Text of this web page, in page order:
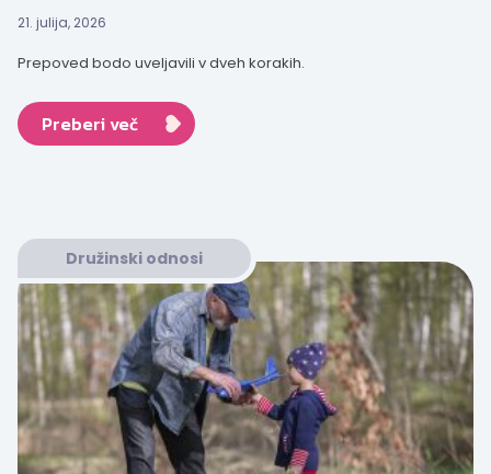
21. julija, 2026
Prepoved bodo uveljavili v dveh korakih.
Preberi več
Družinski odnosi